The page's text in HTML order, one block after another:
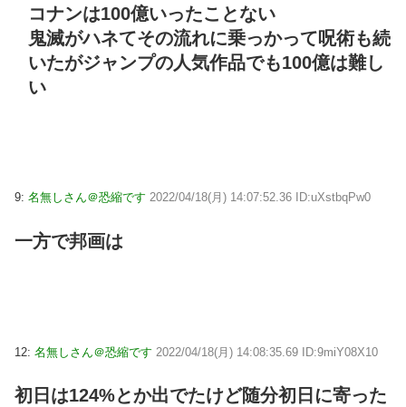
コナンは100億いったことない
鬼滅がハネてその流れに乗っかって呪術も続
いたがジャンプの人気作品でも100億は難し
い
9: 名無しさん＠恐縮です 2022/04/18(月) 14:07:52.36 ID:uXstbqPw0
一方で邦画は
12: 名無しさん＠恐縮です 2022/04/18(月) 14:08:35.69 ID:9miY08X10
初日は124%とか出でたけど随分初日に寄った